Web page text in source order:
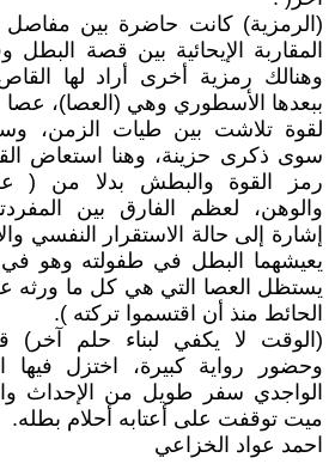
(الرمزية) كانت حاضرة بين مفاصل
المقاربة الإيحائية بين قصة
وهنالك رمزية أخرى أراد لها
ببعدها الأسطوري وهي (العصا)، عصا
لقوة تلاشت بين طيات الزمن،
سوى ذكرى حزينة، وهنا استعاض
رمز القوة والبطش بدلا من (
والوهن، لعظم الفارق بين
إشارة إلى حالة الاستقرار النفسي
يعيشهما البطل في طفولته وهو في
يستظل العصا التي هي كل ما ورثه
الحائط منذ أن اقتسموا تركته ).
(الوقت لا يكفي لبناء حلم
وحضور رواية كبيرة، اختزل فيها
الواجدي سفر طويل من الإحداث
ميت توقفت على أعتابه أحلام بطله.
احمد عواد الخزاعي